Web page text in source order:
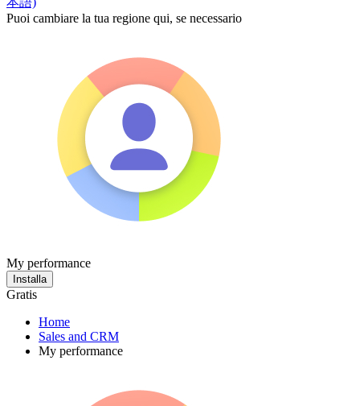
Puoi cambiare la tua regione qui, se necessario
My performance
Installa
Gratis
Home
Sales and CRM
My performance